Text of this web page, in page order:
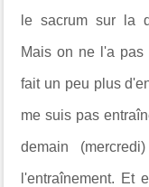
le sacrum sur la
Mais on ne l'a pas
fait un peu plus
me suis pas
demain
l'entraînement. Et